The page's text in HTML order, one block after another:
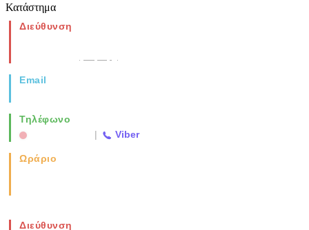
Κατάστημα
Διεύθυνση
Email
Τηλέφωνο
| Viber
Ωράριο
Διεύθυνση